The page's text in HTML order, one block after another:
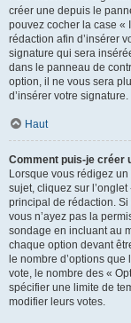
créer une depuis le
pouvez cocher la case «
rédaction afin d’insérer
signature qui sera
dans le panneau de
option, il ne vous sera
d’insérer votre signature.
Haut
Comment puis-je créer
Lorsque vous rédigez
sujet, cliquez sur
principal de rédaction.
vous n’ayez pas la
sondage en incluant au
chaque option devant
le nombre d’options
vote, le nombre des «
spécifier une limite de
modifier leurs votes.